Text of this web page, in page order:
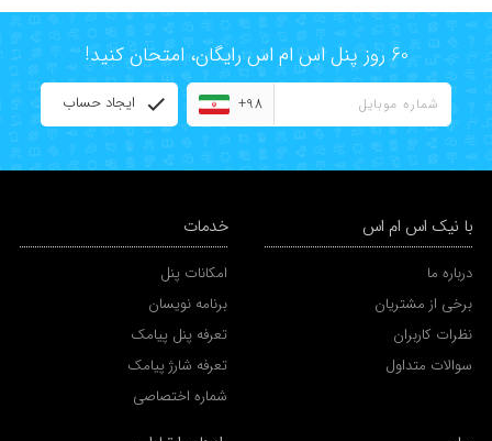
60 روز پنل اس ام اس رایگان، امتحان کنید!
+98 ایجاد حساب
با نیک اس ام اس
درباره ما
برخی از مشتریان
نظرات کاربران
سوالات متداول
خدمات
امکانات پنل
برنامه نویسان
تعرفه پنل پیامک
تعرفه شارژ پیامک
شماره اختصاصی